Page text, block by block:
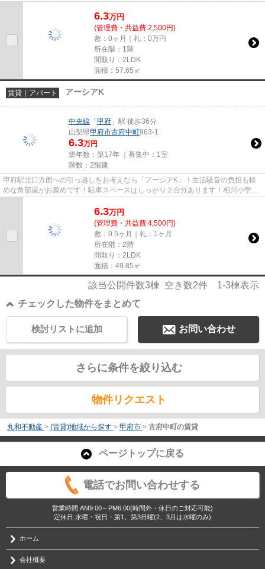
6.3万円
(管理費・共益費 2,500円)
敷：0ヶ月｜礼：0万円
所在階：1階
間取り：2LDK
面積：57.65㎡
賃貸｜アパート アーシアK
中央線 「 甲府 」駅 徒歩36分
山梨県甲府市古府中町963-1
6.3万円
築年数：築17年 ｜募集中： 1室
階数：2階建
甲府駅北口方面への引っ越しをお考えなら「アーシアK」！生活騒音の負担も軽
めな角部屋がお薦めです！駐車スペースはしっかり２台分あります！相川小学
6.3万円
(管理費・共益費 4,500円)
敷：0.5ヶ月｜礼：1ヶ月
所在階：2階
間取り：2LDK
面積：49.85㎡
該当公開件数3棟 空き数2件 1-3棟表示
チェックした物件をまとめて
お問い合わせ
検討リストに追加
さらに条件を絞り込む
物件リクエスト
丸和不動産 > (賃貸)地域から探す > 甲府市 > 古府中町の賃貸
ページトップに戻る
電話でお問い合わせする
営業時間:AM9:00～PM6:00(時間外・休日のご対応可能)
定休日:水曜・祝日・第1、第3日曜(2、3月は水曜のみ)
ホーム
会社概要